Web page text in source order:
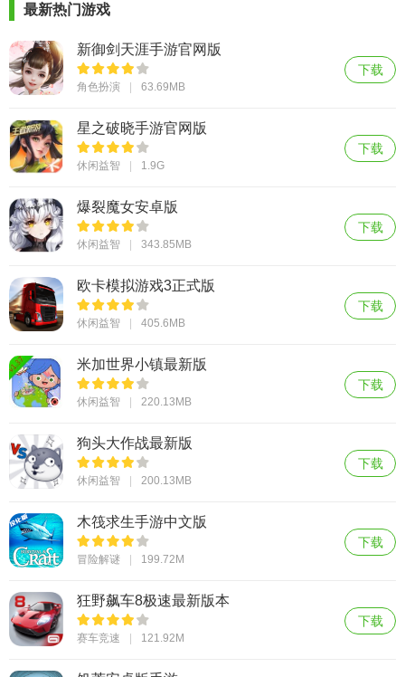
最新热门游戏
新御剑天涯手游官网版
角色扮演 63.69MB
下载
星之破晓手游官网版
休闲益智 1.9G
下载
爆裂魔女安卓版
休闲益智 343.85MB
下载
欧卡模拟游戏3正式版
休闲益智 405.6MB
下载
米加世界小镇最新版
休闲益智 220.13MB
下载
狗头大作战最新版
休闲益智 200.13MB
下载
木筏求生手游中文版
冒险解谜 199.72M
下载
狂野飙车8极速最新版本
赛车竞速 121.92M
下载